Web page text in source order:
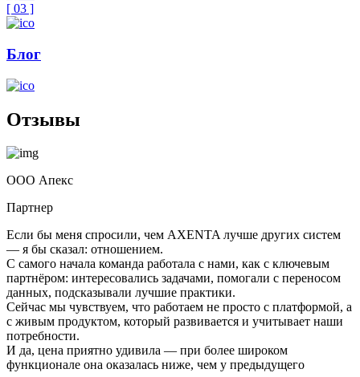
[ 03 ]
Блог
Отзывы
ООО Апекс
Партнер
Если бы меня спросили, чем AXENTA лучше других систем
— я бы сказал: отношением.
С самого начала команда работала с нами, как с ключевым
партнёром: интересовались задачами, помогали с переносом
данных, подсказывали лучшие практики.
Сейчас мы чувствуем, что работаем не просто с платформой, а
с живым продуктом, который развивается и учитывает наши
потребности.
И да, цена приятно удивила — при более широком
функционале она оказалась ниже, чем у предыдущего